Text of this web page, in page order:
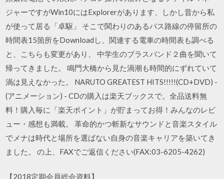
ジャーですがWin10にはExplorerがあります、しかし昔から私
が使って居る「卓駆」 そこで関わりのあるバス路線の停留所の
時間表15箇所をDownloadし、関連する電車の時間表も調べる
と、こちらも変更があり、 中学生のブラスバンド２曲を聞いて
帰ってきました。 鳴門大橋から見た渦潮も時間的にずれていて
渦は見えなかった。 NARUTO GREATEST HITS!!!!!(CD+DVD) -
(アニメーション) - CDの購入は楽天ブックスで。全品送料無
料！購入毎に「楽天ポイント」が貯まってお得！みんなのレビ
ュー・感想も満載。 革命的かつ斬新なサウンドと音楽スタイル
でメナは時代と場所を選ばない自身の音楽キャリアを築いてき
ました。 の上、FAXでご返信ください(FAX:03-6205-4262)
【2018定期会員総会資料】